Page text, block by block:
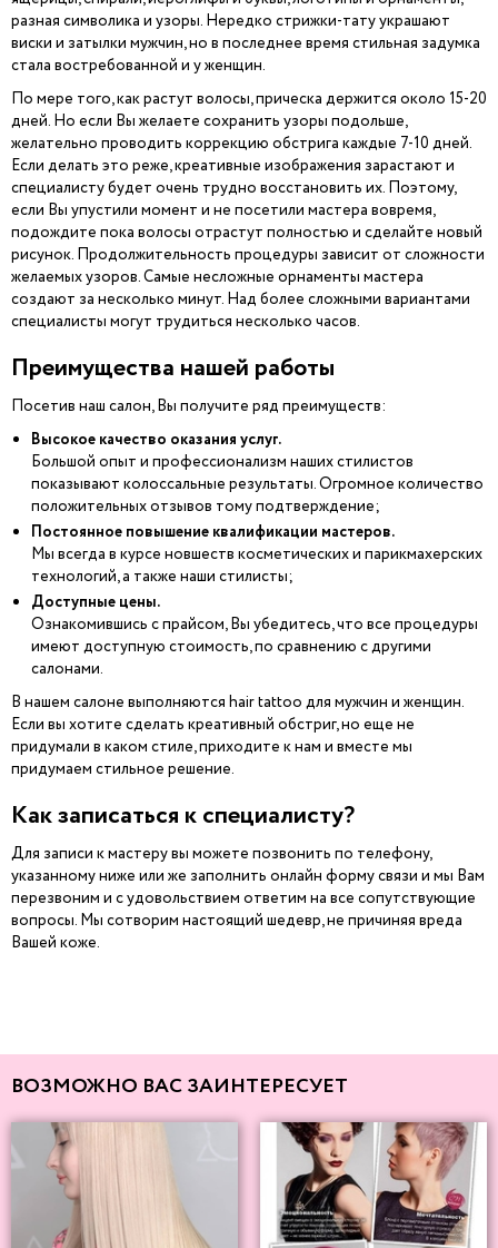
разная символика и узоры. Нередко стрижки-тату украшают
виски и затылки мужчин, но в последнее время стильная задумка
стала востребованной и у женщин.
По мере того, как растут волосы, прическа держится около 15-20
дней. Но если Вы желаете сохранить узоры подольше,
желательно проводить коррекцию обстрига каждые 7-10 дней.
Если делать это реже, креативные изображения зарастают и
специалисту будет очень трудно восстановить их. Поэтому,
если Вы упустили момент и не посетили мастера вовремя,
подождите пока волосы отрастут полностью и сделайте новый
рисунок. Продолжительность процедуры зависит от сложности
желаемых узоров. Самые несложные орнаменты мастера
создают за несколько минут. Над более сложными вариантами
специалисты могут трудиться несколько часов.
Преимущества нашей работы
Посетив наш салон, Вы получите ряд преимуществ:
Высокое качество оказания услуг.
Большой опыт и профессионализм наших стилистов
показывают колоссальные результаты. Огромное количество
положительных отзывов тому подтверждение;
Постоянное повышение квалификации мастеров.
Мы всегда в курсе новшеств косметических и парикмахерских
технологий, а также наши стилисты;
Доступные цены.
Ознакомившись с прайсом, Вы убедитесь, что все процедуры
имеют доступную стоимость, по сравнению с другими
салонами.
В нашем салоне выполняются hair tattoo для мужчин и женщин.
Если вы хотите сделать креативный обстриг, но еще не
придумали в каком стиле, приходите к нам и вместе мы
придумаем стильное решение.
Как записаться к специалисту?
Для записи к мастеру вы можете позвонить по телефону,
указанному ниже или же заполнить онлайн форму связи и мы Вам
перезвоним и с удовольствием ответим на все сопутствующие
вопросы. Мы сотворим настоящий шедевр, не причиняя вреда
Вашей коже.
ВОЗМОЖНО ВАС ЗАИНТЕРЕСУЕТ